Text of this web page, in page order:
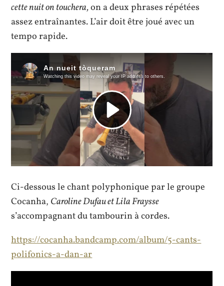
cette nuit on touchera,on a deux phrases répétées
assez entraînantes. L’air doit être joué avec un
tempo rapide.
Ci-dessous le chant polyphonique par le groupe
Cocanha, Caroline Dufau et Lila Fraysse
s’accompagnant du tambourin à cordes.
https://cocanha.bandcamp.com/album/5-cants-
polifonics-a-dan-ar